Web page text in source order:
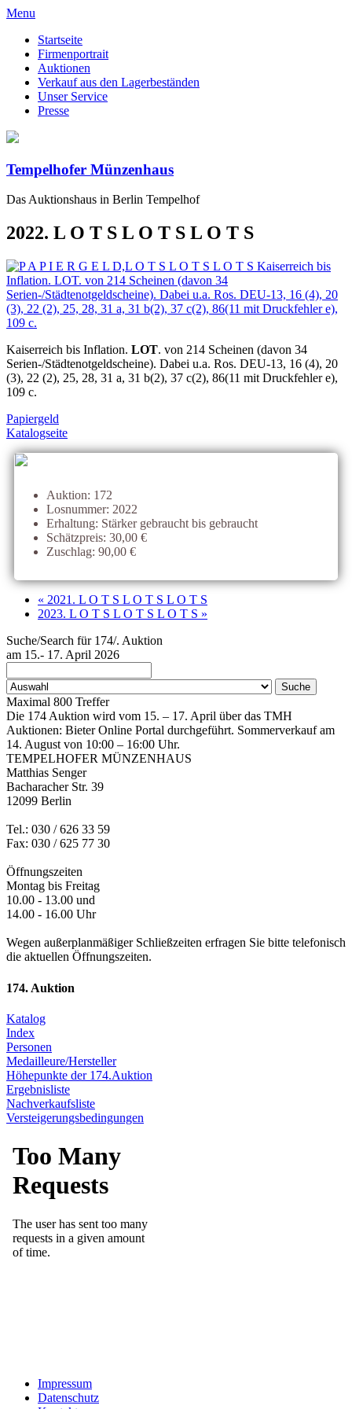
Menu
Startseite
Firmenportrait
Auktionen
Verkauf aus den Lagerbeständen
Unser Service
Presse
Tempelhofer Münzenhaus
Das Auktionshaus in Berlin Tempelhof
2022. L O T S L O T S L O T S
Kaiserreich bis Inflation. LOT. von 214 Scheinen (davon 34
Serien-/Städtenotgeldscheine). Dabei u.a. Ros. DEU-13, 16 (4), 20
(3), 22 (2), 25, 28, 31 a, 31 b(2), 37 c(2), 86(11 mit Druckfehler e),
109 c.
Papiergeld
Katalogseite
Auktion: 172
Losnummer: 2022
Erhaltung: Stärker gebraucht bis gebraucht
Schätzpreis: 30,00 €
Zuschlag: 90,00 €
« 2021. L O T S L O T S L O T S
2023. L O T S L O T S L O T S »
Suche/Search für 174/. Auktion
am 15.- 17. April 2026
Maximal 800 Treffer
Die 174 Auktion wird vom 15. – 17. April über das TMH
Auktionen: Bieter Online Portal durchgeführt. Sommerverkauf am
14. August von 10:00 – 16:00 Uhr.
TEMPELHOFER MÜNZENHAUS
Matthias Senger
Bacharacher Str. 39
12099 Berlin
Tel.: 030 / 626 33 59
Fax: 030 / 625 77 30
Öffnungszeiten
Montag bis Freitag
10.00 - 13.00 und
14.00 - 16.00 Uhr
Wegen außerplanmäßiger Schließzeiten erfragen Sie bitte telefonisch
die aktuellen Öffnungszeiten.
174. Auktion
Katalog
Index
Personen
Medailleure/Hersteller
Höhepunkte der 174.Auktion
Ergebnisliste
Nachverkaufsliste
Versteigerungsbedingungen
Impressum
Datenschutz